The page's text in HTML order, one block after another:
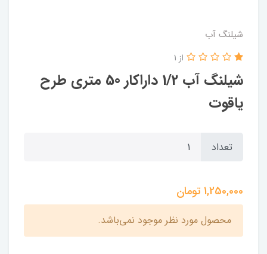
شیلنگ آب
شیلنگ آب 1/2 داراکار 50 متری طرح
یاقوت
از 1
تعداد
1,250,000تومان
محصول مورد نظر موجود نمی‌باشد.